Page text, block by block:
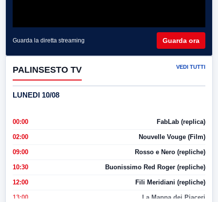
Guarda la diretta streaming Guarda ora
PALINSESTO TV VEDI TUTTI
LUNEDI 10/08
00:00 FabLab (replica)
02:00 Nouvelle Vouge (Film)
09:00 Rosso e Nero (repliche)
10:30 Buonissimo Red Roger (repliche)
12:00 Fili Meridiani (repliche)
13:00 La Mappa dei Piaceri